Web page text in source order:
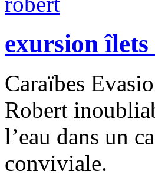
exursion
Caraïbes
Robert
l’eau dans un
conviviale.